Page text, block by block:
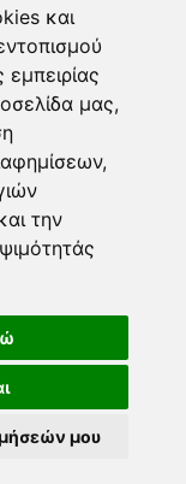
και
εμπειρίας
μας,
την
μου
Α.Ε. | Αρ. Γ.Ε.ΜΗ.
Δεδομένων